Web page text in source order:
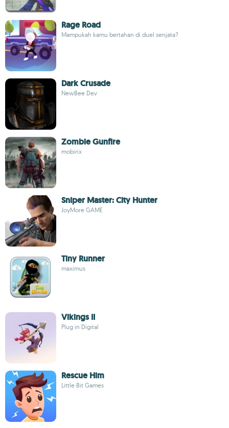
Rage Road
Mampukah kamu bertahan di duel senjata?
Dark Crusade
NewBee Dev
Zombie Gunfire
mobirix
Sniper Master: City Hunter
JoyMore GAME
Tiny Runner
maximus
Vikings II
Plug in Digital
Rescue Him
Little Bit Games